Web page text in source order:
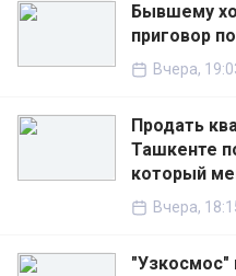
Бывшему
приговор
Вчера,
Продать
Ташкенте
который
Вчера,
"Узкосмос"